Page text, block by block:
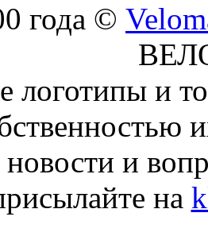
года ©
логотипы и
и
на